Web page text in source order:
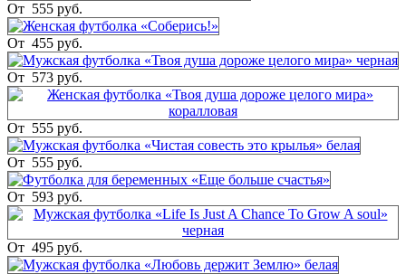
От 555 руб.
От 455 руб.
От 573 руб.
От 555 руб.
От 555 руб.
От 593 руб.
От 495 руб.